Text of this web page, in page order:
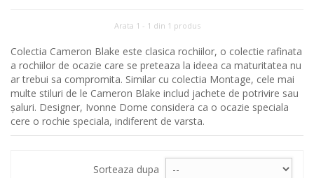
Arata 1 - 1 din 1 produs
Colectia Cameron Blake este clasica rochiilor, o colectie rafinata
a rochiilor de ocazie care se preteaza la ideea ca maturitatea nu
ar trebui sa compromita. Similar cu colectia Montage, cele mai
multe stiluri de le Cameron Blake includ jachete de potrivire sau
șaluri. Designer, Ivonne Dome considera ca o ocazie speciala
cere o rochie speciala, indiferent de varsta.
Sorteaza dupa